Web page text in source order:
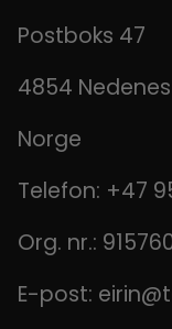
Postboks 47
4854 Nedenes
Norge
Telefon: +47
Org. nr.:
E-post: